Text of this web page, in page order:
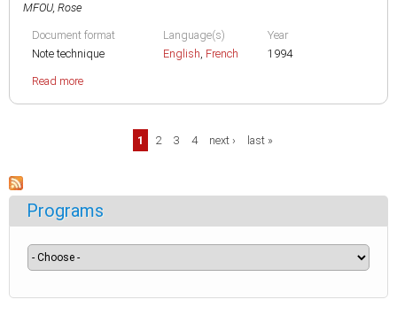
MFOU, Rose
Document format
Note technique
Language(s)
English, French
Year
1994
Read more
1 2 3 4 next › last »
Programs